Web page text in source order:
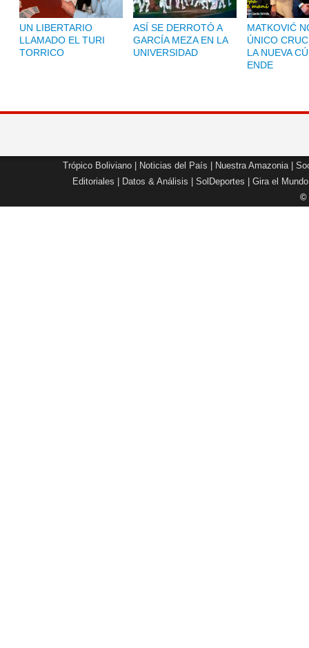
UN LIBERTARIO
LLAMADO EL TURI
TORRICO
ASÍ SE DERROTÓ A
GARCÍA MEZA EN LA
UNIVERSIDAD
MATKOVIĆ
ÚNICO
LA NUEVA
ENDE
Trópico Boliviano Noticias del País Nuestra Amazonia|
Editoriales
Datos & Análisis SolDeportes Gira el Mundo
©